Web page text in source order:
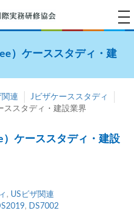
）ケーススタディ・建
関連
Jビザケーススタディ
ススタディ・建設業界
ケーススタディ・建設
, USビザ関連
, DS7002